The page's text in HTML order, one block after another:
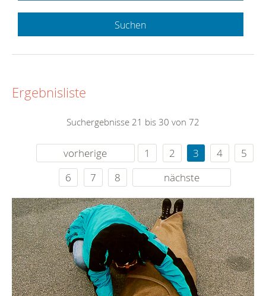
Suchen
Ergebnisliste
Suchergebnisse 21 bis 30 von 72
vorherige 1 2 3 4
5
6
7 8 nächste